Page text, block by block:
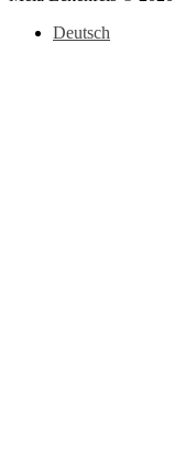
Deutsch